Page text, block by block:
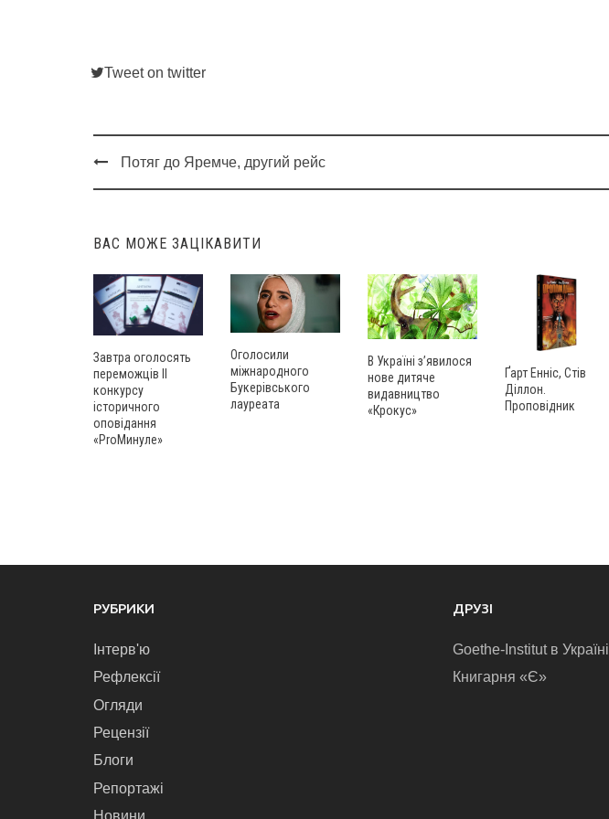
Tweet on twitter
Post
Потяг до Яремче, другий рейс
ВАС МОЖЕ ЗАЦІКАВИТИ
Завтра оголосять
переможців ІІ
конкурсу
історичного
оповідання
«ProМинуле»
Оголосили
міжнародного
Букерівського
лауреата
В Україні з’явилося
нове дитяче
видавництво
«Крокус»
Ґарт Енніс, Стів
Діллон.
Проповідник
РУБРИКИ
Інтерв'ю
Рефлексії
Огляди
Рецензії
Блоги
Репортажі
Новини
ДРУЗІ
Goethe-Institut в Україні
Книгарня «Є»